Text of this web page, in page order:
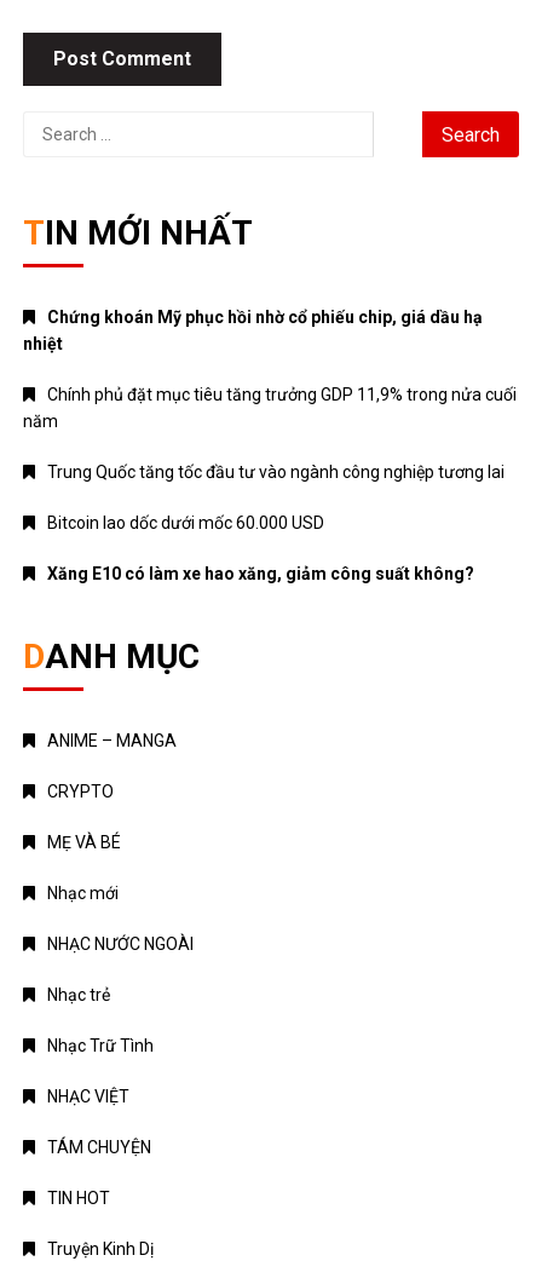
Search
TIN MỚI NHẤT
Chứng khoán Mỹ phục hồi nhờ cổ phiếu chip, giá dầu hạ
nhiệt
Chính phủ đặt mục tiêu tăng trưởng GDP 11,9% trong nửa cuối
năm
Trung Quốc tăng tốc đầu tư vào ngành công nghiệp tương lai
Bitcoin lao dốc dưới mốc 60.000 USD
Xăng E10 có làm xe hao xăng, giảm công suất không?
DANH MỤC
ANIME – MANGA
CRYPTO
MẸ VÀ BÉ
Nhạc mới
NHẠC NƯỚC NGOÀI
Nhạc trẻ
Nhạc Trữ Tình
NHẠC VIỆT
TÁM CHUYỆN
TIN HOT
Truyện Kinh Dị